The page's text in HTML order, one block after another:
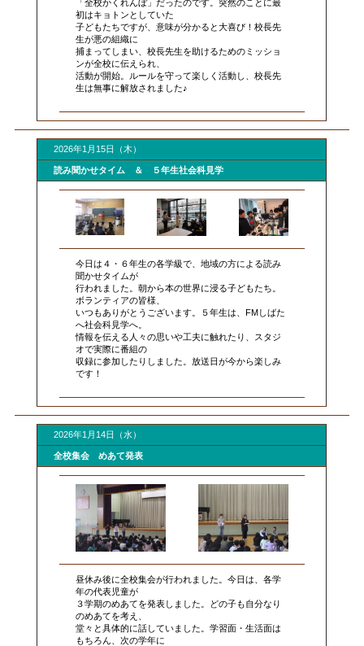
「全校かくれんぼ」だったのです。突然のことに最
初はキョトンとしていた
子どもたちですが、意味が分かると大喜び！校長先
生が悪の組織に
捕まってしまい、校長先生を助けるためのミッショ
ンが全校に伝えられ、
活動が開始。ルールを守って楽しく活動し、校長先
生は無事に解放されました♪
2026年1月15日（木）
読み聞かせタイム ＆ ５年生社会科見学
今日は４・６年生の各学級で、地域の方による読み
聞かせタイムが
行われました。朝から本の世界に浸る子どもたち。
ボランティアの皆様、
いつもありがとうございます。５年生は、FMしばた
へ社会科見学へ。
情報を伝える人々の思いや工夫に触れたり、スタジ
オで実際に番組の
収録に参加したりしました。放送日が今から楽しみ
です！
2026年1月14日（水）
全校集会 めあて発表
昼休み後に全校集会が行われました。今日は、各学
年の代表児童が
３学期のめあてを発表しました。どの子も自分なり
のめあてを考え、
堂々と具体的に話していました。学習面・生活面は
もちろん、次の学年に